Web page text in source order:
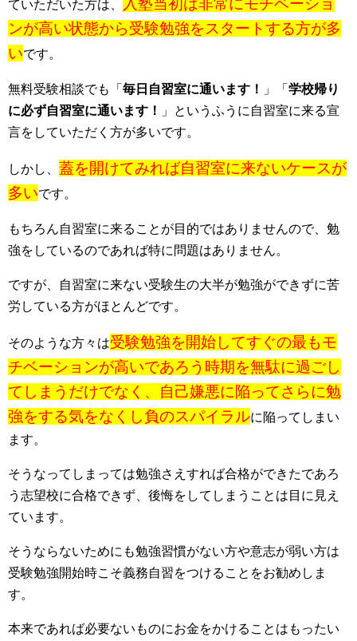
ていただいた方は、
入塾当初は非常にモチベーショ
ンが高い状態から受験勉強をスタートする方が多
いです。
無料受験相談でも「 毎日自習室に通います！ 」「 学校帰り
に必ず自習室に通います！
」というふうに自習室に来る宣
言をしていただく方が多いです。
しかし、 蓋を開けてみれば自習室に来ないケースが
多いです。
もちろん自習室に来ることが目的ではありませんので、勉
強をしているのであれば特に問題はありません。
ですが、自習室に来ない受験生の大半が勉強ができずに苦
労している方がほとんどです。
そのような方々は受験勉強を開始してすぐの最もモ
チベーションが高いであろう時期を無駄に過ごし
てしまうだけでなく、自己嫌悪に陥ってさらに勉
強をする気をなくし負のスパイラルに陥ってしまい
ます。
そうなってしまっては勉強さえすれば合格ができたであろ
う志望校に合格できず、後悔をしてしまうことは目に見え
ています。
そうならないためにも勉強習慣がない方や意志が弱い方は
受験勉強開始時こそ義務自習をつけることをお勧めしま
す。
本来であれば必要ないものにお金をかけることはもったい